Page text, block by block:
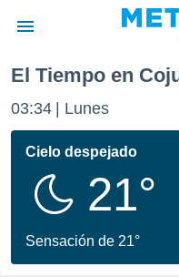
de
por
se
calidad.
a este
las
El Tiempo en
03:34 Lunes
Cielo despejado
21°
Sensación de 21°